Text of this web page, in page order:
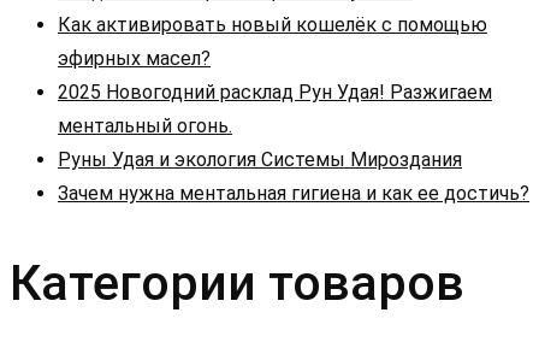
Как активировать новый кошелёк с помощью
эфирных масел?
2025 Новогодний расклад Рун Удая! Разжигаем
ментальный огонь.
Руны Удая и экология Системы Мироздания
Зачем нужна ментальная гигиена и как ее достичь?
Категории товаров